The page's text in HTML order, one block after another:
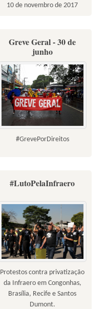
10 de novembro de 2017
Greve Geral - 30 de
junho
#GrevePorDireitos
#LutoPelaInfraero
Protestos contra privatização
da Infraero em Congonhas,
Brasília, Recife e Santos
Dumont.